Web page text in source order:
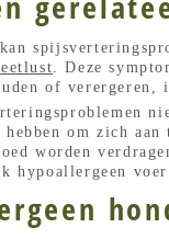
. Deze
of verergeren,
om zich
worden
hypoallergeen